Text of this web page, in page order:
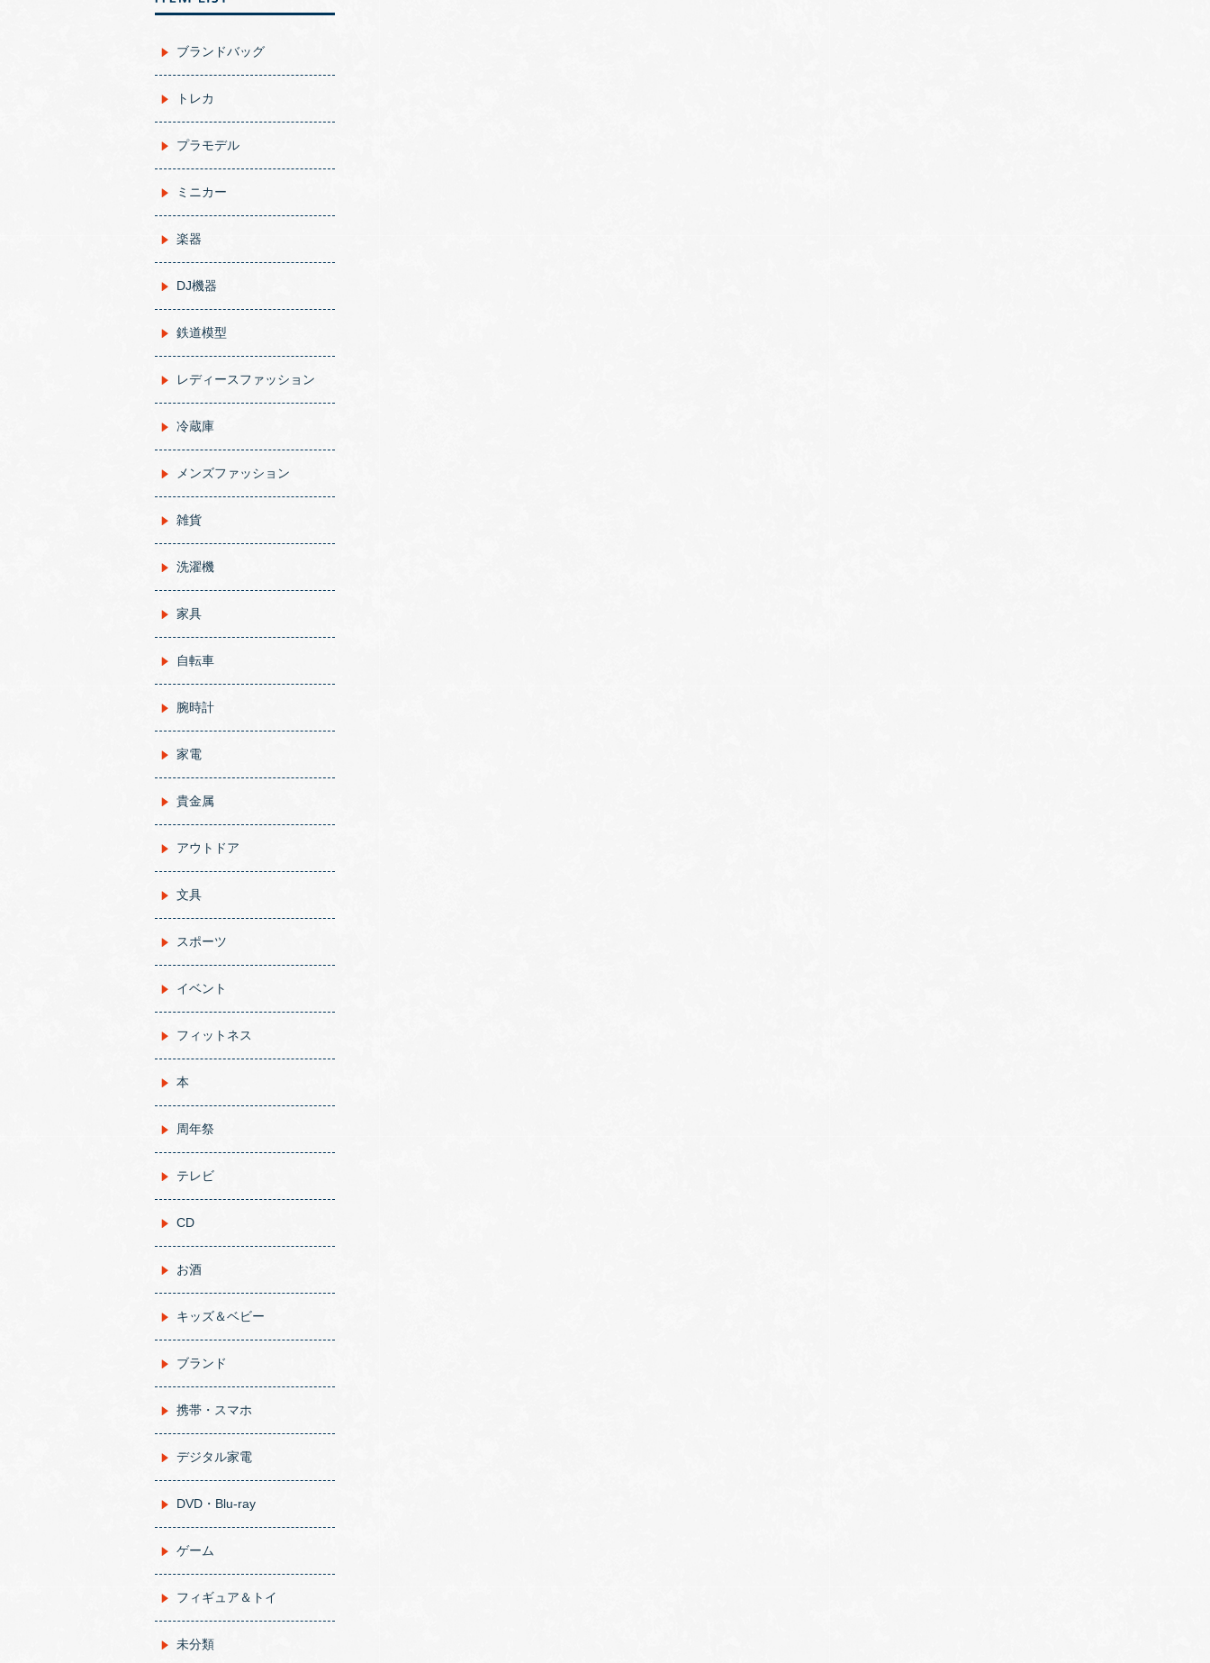
ブランドバッグ
トレカ
プラモデル
ミニカー
楽器
DJ機器
鉄道模型
レディースファッション
冷蔵庫
メンズファッション
雑貨
洗濯機
家具
自転車
腕時計
家電
貴金属
アウトドア
文具
スポーツ
イベント
フィットネス
本
周年祭
テレビ
CD
お酒
キッズ＆ベビー
ブランド
携帯・スマホ
デジタル家電
DVD・Blu-ray
ゲーム
フィギュア＆トイ
未分類